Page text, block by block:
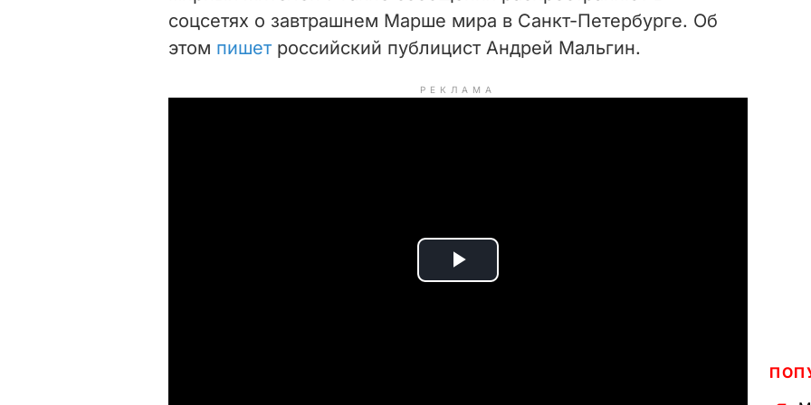
соцсетях о завтрашнем Марше мира в Санкт-Петербурге. Об
этом пишетроссийский публицист Андрей Мальгин.
РЕКЛАМА
P